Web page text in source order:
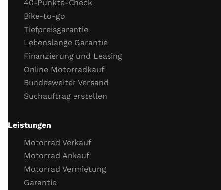
Kupplungszug
Kühlflüssigkeit (Stand, Frostschutz)
Kühlsystemverbindungen
Motor Dichtigkeit
Gasannahme
Öl
Wichtige Schrauben
Probefahrt
Probefahrt
40-Punkte-Check
Bike-to-go
Tiefpreisgarantie
Lebenslange Garantie
Finanzierung und Leasing
Online Motorradkauf
Bundesweiter Versand
Suchauftrag erstellen
Leistungen
Motorrad Verkauf
Motorrad Ankauf
Motorrad Vermietung
Garantie